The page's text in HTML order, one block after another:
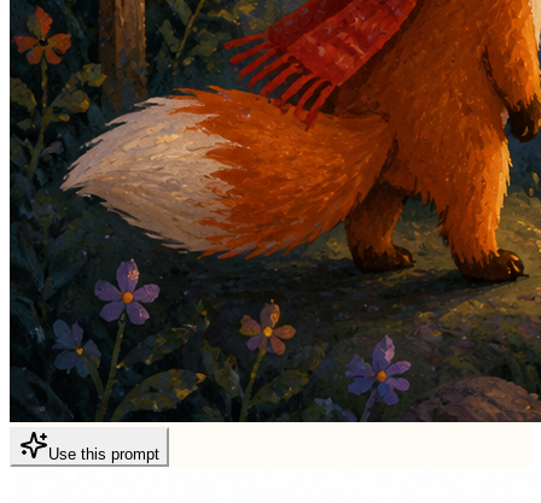
Use this prompt